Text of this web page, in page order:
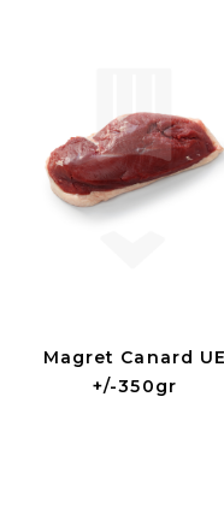
Magret Canard UE
+/-350gr